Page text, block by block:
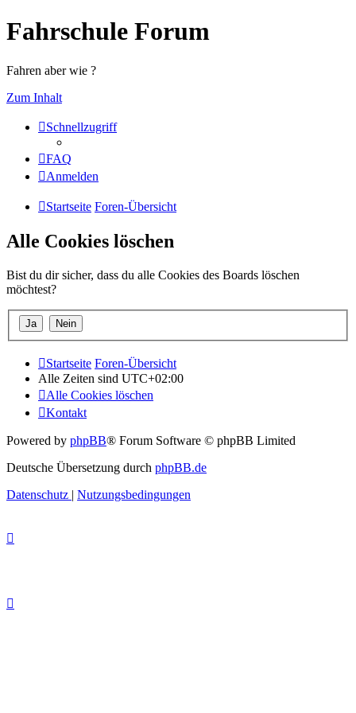
Fahrschule Forum
Fahren aber wie ?
Zum Inhalt
Schnellzugriff
FAQ
Anmelden
Startseite Foren-Übersicht
Alle Cookies löschen
Bist du dir sicher, dass du alle Cookies des Boards löschen
möchtest?
Startseite Foren-Übersicht
Alle Zeiten sind UTC+02:00
Alle Cookies löschen
Kontakt
Powered by phpBB® Forum Software © phpBB Limited
Deutsche Übersetzung durch phpBB.de
Datenschutz | Nutzungsbedingungen